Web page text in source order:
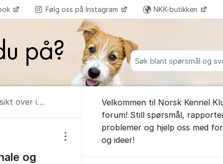
Søk blant alle innlegg
Følg oss på Instagram NKK-butikken
Hvor finner jeg oversikt over internasjonale og nordiske utstillinger?
og
Vis/skjul innstillinger for innlegg/kommentarer
Velkommen til Norsk Kennel
forum! Still spørsmål,
problemer og hjelp oss med
og ideer!